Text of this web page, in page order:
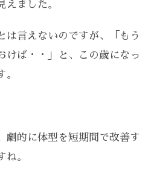
えました。
は言えないのですが、「もう
けば・・」と、この歳になっ
。
劇的に体型を短期間で改善す
ね。